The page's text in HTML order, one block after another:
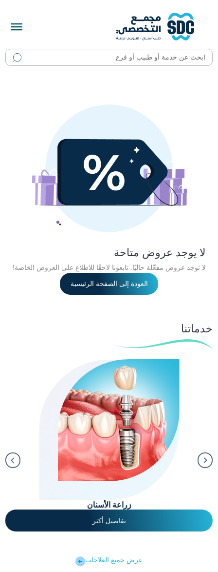
لا يوجد عروض متاحة
لا توجد عروض مفعّلة حاليًا. تابعونا لاحقًا للاطلاع على العروض الخاصة!
العودة إلى الصفحة الرئيسية
خدماتنا
عرض جمبع العلاجات
زراعة الأسنان
تفاصيل أكثر